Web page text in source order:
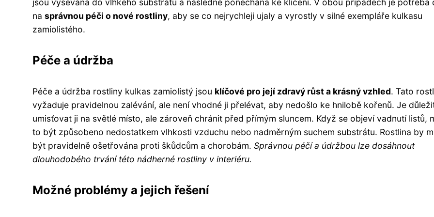
jsou vysévána do vlhkého substrátu a následně ponechána ke klíčení. V obou případech je potřeba
na správnou péči o nové rostliny, aby se co nejrychleji ujaly a vyrostly v silné exempláře kulkasu
zamiolistého.
Péče a údržba
Péče a údržba rostliny kulkas zamiolistý jsou klíčové pro její zdravý růst a krásný vzhled. Tato
vyžaduje pravidelnou zalévání, ale není vhodné ji přelévat, aby nedošlo ke hnilobě kořenů. Je
umisťovat ji na světlé místo, ale zároveň chránit před přímým sluncem. Když se objeví vadnutí listů,
to být způsobeno nedostatkem vlhkosti vzduchu nebo nadměrným suchem substrátu. Rostlina by
být pravidelně ošetřována proti škůdcům a chorobám. Správnou péčí a údržbou lze dosáhnout
dlouhodobého trvání této nádherné rostliny v interiéru.
Možné problémy a jejich řešení